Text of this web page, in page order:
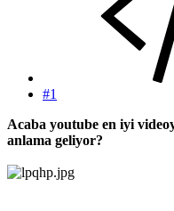
#1
Acaba youtube en iyi
anlama geliyor?